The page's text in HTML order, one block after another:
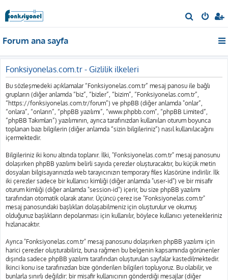
r
Forum ana sayfa
Fonksiyonelas.com.tr - Gizlilik ilkeleri
Bu sözleşmedeki açıklamalar “Fonksiyonelas.com.tr” mesaj panosu ile bağlı
grupların (diğer anlamda “biz”, “bizler”, “bizim”, “Fonksiyonelas.com.tr”,
“https://fonksiyonelas.com.tr/forum”) ve phpBB (diğer anlamda "onlar”,
“onlara”, “onların”, “phpBB yazılımı”, “www.phpbb.com”, “phpBB Limited”,
“phpBB Takımları”) yazılımının, ayrıca tarafınızdan kullanılan oturum boyunca
toplanan bazı bilgilerin (diğer anlamda “sizin bilgileriniz”) nasıl kullanılacağını
içermektedir.
Bilgileriniz iki konu altında toplanır. İlki, "Fonksiyonelas.com.tr" mesaj panosunu
dolaşırken phpBB yazılımı belirli sayıda çerezler oluşturacaktır, bu küçük metin
dosyaları bilgisayarınızda web tarayıcınızın temporary files klasörüne indirilir. İlk
iki çerezler sadece bir kullanıcı kimliği (diğer anlamda "user-id") ve bir misafir
oturum kimliği (diğer anlamda "session-id") içerir, bu size phpBB yazılımı
tarafından otomatik olarak atanır. Üçüncü çerez ise "Fonksiyonelas.com.tr"
mesaj panosundaki başlıkları dolaşabilmeniz için oluşturulur ve okumuş
olduğunuz başlıkların depolanması için kullanılır, böylece kullanıcı yetenekleriniz
hızlanacaktır.
Ayrıca "Fonksiyonelas.com.tr" mesaj panosunu dolaşırken phpBB yazılımı için
harici çerezler oluşturabiliriz, buna rağmen bu belgenin kapsamında görünenler
dışında sadece phpBB yazılımı tarafından oluşturulan sayfalar kastedilmektedir.
İkinci konu ise tarafınızdan bize gönderilen bilgileri topluyoruz. Bu olabilir, ve
bunlarla sınırlı değildir: bir misafir kullanıcının gönderdiği mesajlar (diğer